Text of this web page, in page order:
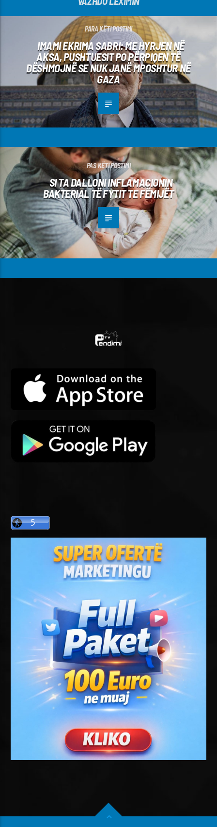
PARA KËTI POSTIMI
IMAMI EKRIMA SABRI: ME HYRJEN NË
AKSA, PUSHTUESIT PO PËRPIQEN TË
DËSHMOJNË SE NUK JANË MPOSHTUR NË
GAZA
PAS KËTI POSTIMI
SI TA DALLONI INFLAMACIONIN
BAKTERIAL TË FYTIT TE FËMIJËT